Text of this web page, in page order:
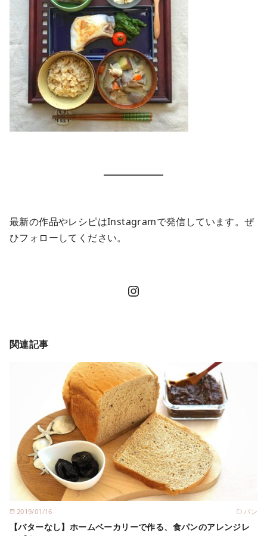
最新の作品やレシピはInstagramで発信しています。ぜ
ひフォローしてください。
Instagram
関連記事
2019/01/16 パン
【バターなし】ホームベーカリーで作る、食パンのアレンジレ